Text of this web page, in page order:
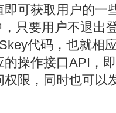
可获取用户的一
只要用户不退出
代码，也就相
操作接口API，
限，同时也可以